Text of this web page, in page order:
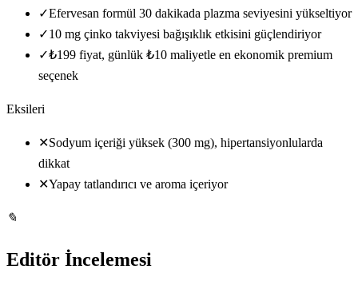
✓Efervesan formül 30 dakikada plazma seviyesini yükseltiyor
✓10 mg çinko takviyesi bağışıklık etkisini güçlendiriyor
✓₺199 fiyat, günlük ₺10 maliyetle en ekonomik premium
seçenek
Eksileri
✕Sodyum içeriği yüksek (300 mg), hipertansiyonlularda
dikkat
✕Yapay tatlandırıcı ve aroma içeriyor
✎
Editör İncelemesi